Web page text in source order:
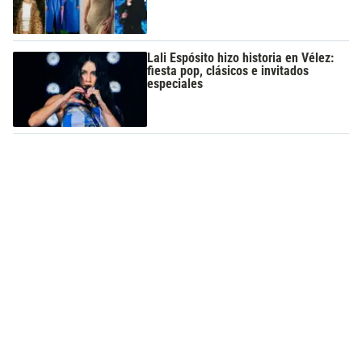
Lali Espósito hizo historia en Vélez:
fiesta pop, clásicos e invitados
especiales